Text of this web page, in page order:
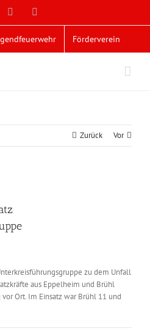
Förderverein
Zurück Vor
zu dem Unfall
aus Eppelheim und Brühl
Ort. Im Einsatz war Brühl 11 und